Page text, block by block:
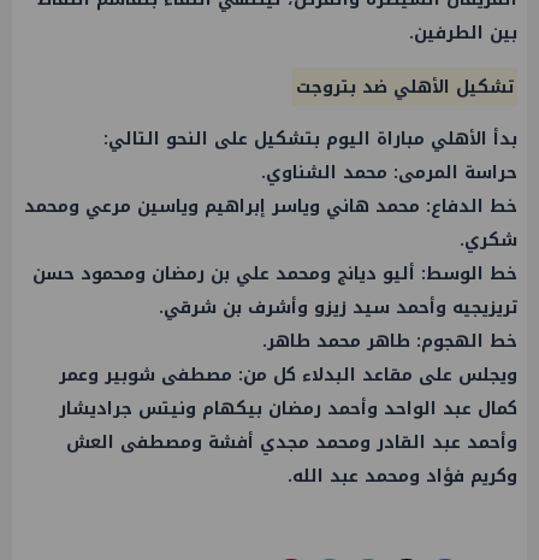
بين الطرفين.
تشكيل الأهلي ضد بتروجت
بدأ الأهلي مباراة اليوم بتشكيل على النحو التالي:
حراسة المرمى: محمد الشناوي.
خط الدفاع: محمد هاني وياسر إبراهيم وياسين مرعي ومحمد
شكري.
خط الوسط: أليو ديانج ومحمد علي بن رمضان ومحمود حسن
تريزيجيه وأحمد سيد زيزو وأشرف بن شرقي.
خط الهجوم: طاهر محمد طاهر.
ويجلس على مقاعد البدلاء كل من: مصطفى شوبير وعمر
كمال عبد الواحد وأحمد رمضان بيكهام ونيتس جراديشار
وأحمد عبد القادر ومحمد مجدي أفشة ومصطفى العش
وكريم فؤاد ومحمد عبد الله.